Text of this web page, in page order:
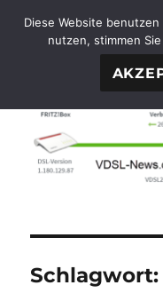
FTTH-
Schlagwort:
Diese Website
nutzen, stimmen